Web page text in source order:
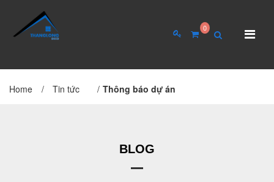
0
TRANG CHỦ GIỚI THIỆU
Hồ sơ năng lực
Home / Tin tức / Thông báo dự án
BLOG